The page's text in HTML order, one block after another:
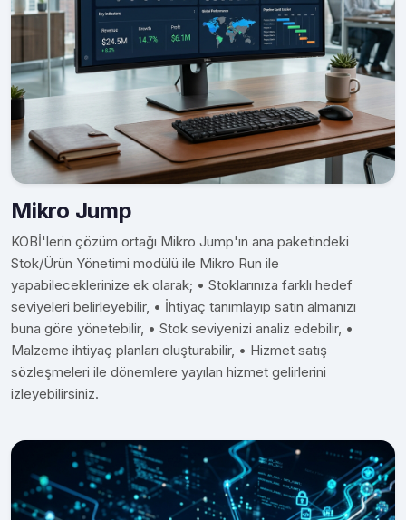
Mikro Jump
KOBİ'lerin çözüm ortağı Mikro Jump'ın ana paketindeki
Stok/Ürün Yönetimi modülü ile Mikro Run ile
yapabileceklerinize ek olarak; • Stoklarınıza farklı hedef
seviyeleri belirleyebilir, • İhtiyaç tanımlayıp satın almanızı
buna göre yönetebilir, • Stok seviyenizi analiz edebilir, •
Malzeme ihtiyaç planları oluşturabilir, • Hizmet satış
sözleşmeleri ile dönemlere yayılan hizmet gelirlerini
izleyebilirsiniz.